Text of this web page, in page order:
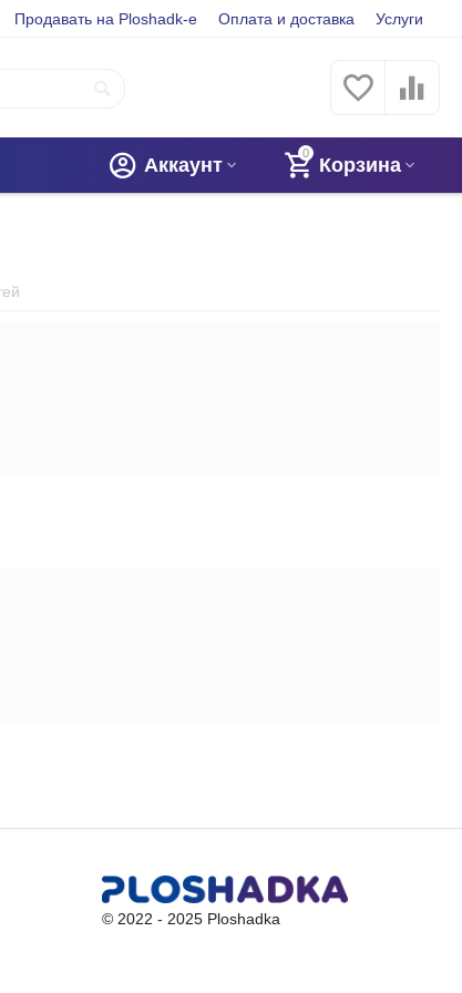
Продавать на Ploshadk-e Оплата и доставка Услуги
0
Корзина
Аккаунт
© 2022 - 2025 Ploshadka